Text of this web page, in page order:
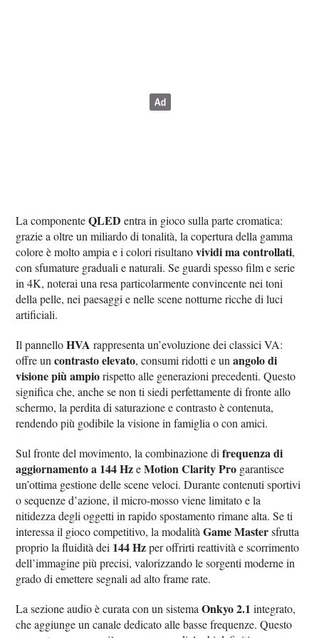
La componenteQLED entra in gioco sulla parte cromatica:
grazie a oltre un miliardo di tonalità, la copertura della gamma
colore è molto ampia e i colori risultanovividi ma controllati,
con sfumature graduali e naturali. Se guardi spesso film e serie
in 4K, noterai una resa particolarmente convincente nei toni
della pelle, nei paesaggi e nelle scene notturne ricche di luci
artificiali.
Il pannelloHVA rappresenta un’evoluzione dei classici VA:
offre uncontrasto elevato, consumi ridotti e unangolo di
visione più ampiorispetto alle generazioni precedenti. Questo
significa che, anche se non ti siedi perfettamente di fronte allo
schermo, la perdita di saturazione e contrasto è contenuta,
rendendo più godibile la visione in famiglia o con amici.
Sul fronte del movimento, la combinazione difrequenza di
aggiornamento a 144 HzeMotion Clarity Pro garantisce
un’ottima gestione delle scene veloci. Durante contenuti sportivi
o sequenze d’azione, il micro-mosso viene limitato e la
nitidezza degli oggetti in rapido spostamento rimane alta. Se ti
interessa il gioco competitivo, la modalitàGame Mastersfrutta
proprio la fluidità dei 144 Hzper offrirti reattività e scorrimento
dell’immagine più precisi, valorizzando le sorgenti moderne in
grado di emettere segnali ad alto frame rate.
La sezione audio è curata con un sistemaOnkyo 2.1 integrato,
che aggiunge un canale dedicato alle basse frequenze. Questo